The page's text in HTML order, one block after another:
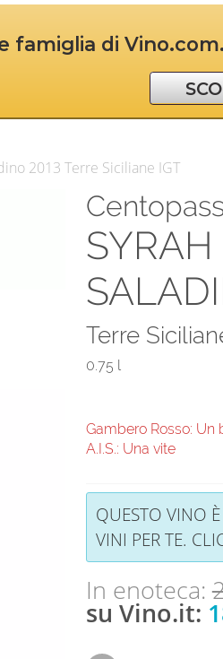
famiglia di
2013 Terre Siciliane IGT
Terre
0.75 l
Gambero Rosso: Un
A.I.S.: Una vite
QUESTO VINO
VINI PER TE.
In enoteca:
su Vino.it: